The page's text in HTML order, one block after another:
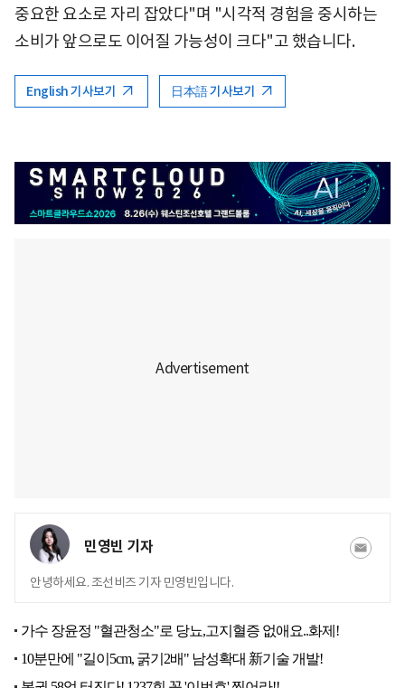
중요한 요소로 자리 잡았다"며 "시각적 경험을 중시하는
소비가 앞으로도 이어질 가능성이 크다"고 했습니다.
English 기사보기 日本語 기사보기
민영빈 기자
안녕하세요. 조선비즈 기자 민영빈입니다.